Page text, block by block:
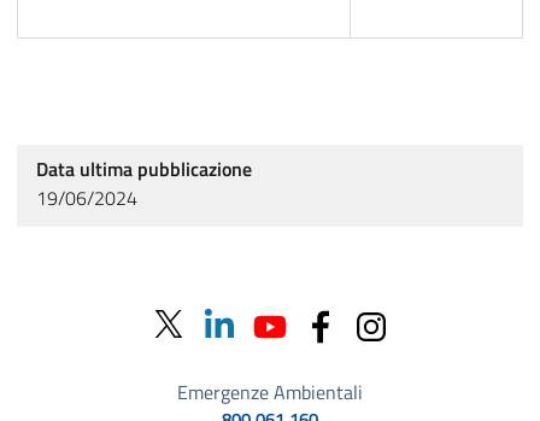
Data ultima pubblicazione
19/06/2024
Emergenze Ambientali